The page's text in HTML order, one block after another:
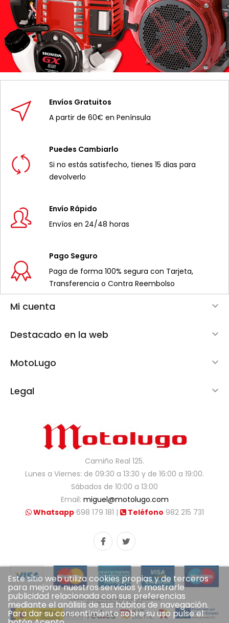
Envíos Gratuitos
A partir de 60€ en Península
Puedes Cambiarlo
Si no estás satisfecho, tienes 15 dias para
devolverlo
Envío Rápido
Envíos en 24/48 horas
Pago Seguro
Paga de forma 100% segura con Tarjeta,
Transferencia o Contra Reembolso
Mi cuenta 
Destacado en la web 
Camiño Real 125.
Lunes a Viernes: de 09:30 a 13:30 y de 16:00 a 19:00.
Sábados de 10:00 a 13:00
Email: miguel@motolugo.com
Whatsapp698 179 181 | Teléfono 982 215 731
MotoLugo 
Legal 
Este sitio web utiliza cookies propias y de terceros
para mejorar nuestros servicios y mostrarle
publicidad relacionada con sus preferencias
mediante el análisis de sus hábitos de navegación.
Para dar su consentimiento sobre su uso pulse el